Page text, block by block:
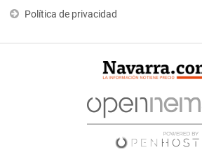
Política de privacidad